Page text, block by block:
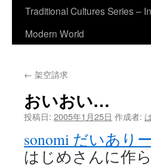
Traditional Cultures Series –
Modern World
← 架空請求
おいおい…
投稿日: 2005年1月25日 作成者:
sonomi だいあり
はじめさんに作